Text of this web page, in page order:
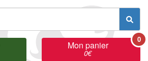
Mon panier
0€
0